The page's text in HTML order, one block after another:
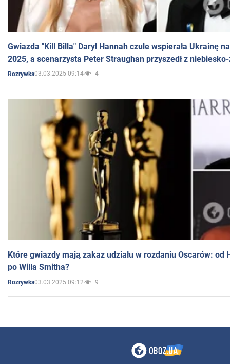
Gwiazda "Kill Billa" Daryl Hannah czule wspierała Ukrainę
2025, a scenarzysta Peter Straughan przyszedł z
Rozrywka03.03.2025 09:14 4
Które gwiazdy mają zakaz udziału w rozdaniu Oscarów: od
po Willa Smitha?
Rozrywka03.03.2025 09:12 9